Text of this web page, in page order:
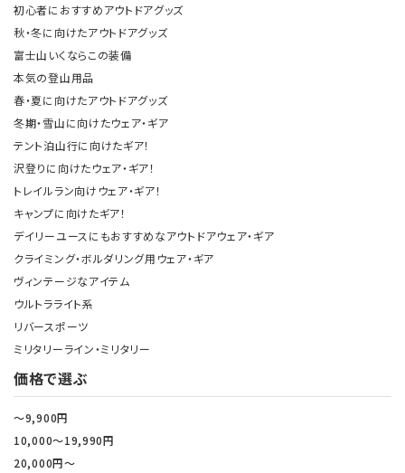
初心者におすすめアウトドアグッズ
秋・冬に向けたアウトドアグッズ
富士山いくならこの装備
本気の登山用品
春・夏に向けたアウトドアグッズ
冬期・雪山に向けたウェア・ギア
テント泊山行に向けたギア！
沢登りに向けたウェア・ギア！
トレイルラン向けウェア・ギア！
キャンプに向けたギア！
デイリーユースにもおすすめなアウトドアウェア・ギア
クライミング・ボルダリング用ウェア・ギア
ヴィンテージなアイテム
ウルトラライト系
リバースポーツ
ミリタリーライン・ミリタリー
価格で選ぶ
～9,900円
10,000～19,990円
20,000円～